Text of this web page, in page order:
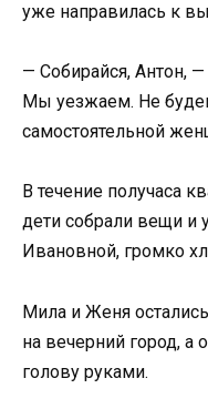
уже направилась к
— Собирайся, Антон,
Мы уезжаем. Не
самостоятельной
В течение получаса
дети собрали вещи и
Ивановной, громко
Мила и Женя
на вечерний город, а
голову руками.